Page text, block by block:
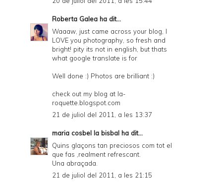
Roberta Galea ha dit...
Waaaw, just came across your blog, I
LOVE you photography, so fresh and
bright! pity its not in english, but thats
what google translate is for
Well done :) Photos are brilliant :)
check out my blog at la-
roquette.blogspot.com
21 de juliol del 2011, a les 13:37
maria cosbel la bisbal ha dit...
Quins glaçons tan preciosos com tot el
que fas ,realment refrescant.
Una abraçada.
21 de juliol del 2011, a les 21:15